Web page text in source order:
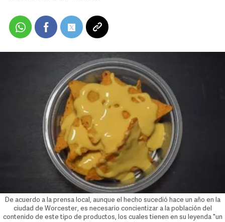
De acuerdo a la prensa local, aunque el hecho sucedió hace un año en la
ciudad de Worcester, es necesario concientizar a la población del
contenido de este tipo de productos, los cuales tienen en su leyenda "un